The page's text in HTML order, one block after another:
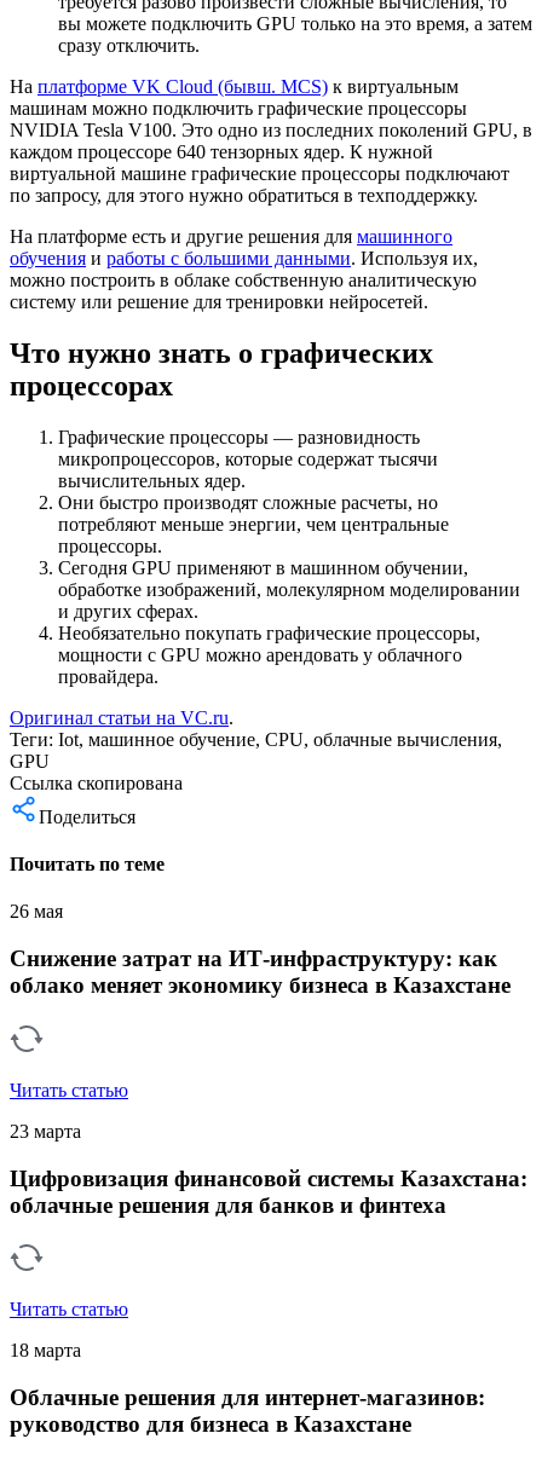
вы можете подключить GPU только на это время, а затем
сразу отключить.
На платформе VK Cloud (бывш. MCS) к виртуальным
машинам можно подключить графические процессоры
NVIDIA Tesla V100. Это одно из последних поколений GPU, в
каждом процессоре 640 тензорных ядер. К нужной
виртуальной машине графические процессоры подключают
по запросу, для этого нужно обратиться в техподдержку.
На платформе есть и другие решения для машинного
обучения и работы с большими данными. Используя их,
можно построить в облаке собственную аналитическую
систему или решение для тренировки нейросетей.
Что нужно знать о графических
процессорах
Графические процессоры — разновидность
микропроцессоров, которые содержат тысячи
вычислительных ядер.
Они быстро производят сложные расчеты, но
потребляют меньше энергии, чем центральные
процессоры.
Сегодня GPU применяют в машинном обучении,
обработке изображений, молекулярном моделировании
и других сферах.
Необязательно покупать графические процессоры,
мощности с GPU можно арендовать у облачного
провайдера.
Оригинал статьи на VC.ru.
Теги: Iot, машинное обучение, CPU, облачные вычисления,
GPU
Ссылка скопирована
Поделиться
Почитать по теме
26 мая
Снижение затрат на ИТ-инфраструктуру: как
облако меняет экономику бизнеса в Казахстане
Читать статью
23 марта
Цифровизация финансовой системы Казахстана:
облачные решения для банков и финтеха
Читать статью
18 марта
Облачные решения для интернет-магазинов:
руководство для бизнеса в Казахстане